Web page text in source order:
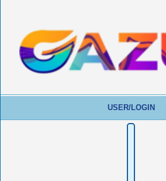
USER/LOGIN